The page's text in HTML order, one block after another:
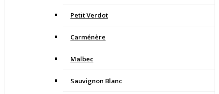
Petit Verdot
Carménère
Malbec
Sauvignon Blanc